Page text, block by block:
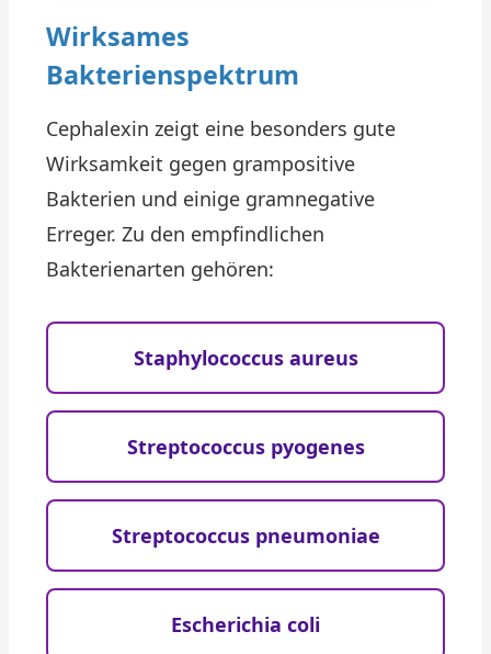
Wirksames
Bakterienspektrum
Cephalexin zeigt eine besonders gute
Wirksamkeit gegen grampositive
Bakterien und einige gramnegative
Erreger. Zu den empfindlichen
Bakterienarten gehören:
Staphylococcus aureus
Streptococcus pyogenes
Streptococcus pneumoniae
Escherichia coli